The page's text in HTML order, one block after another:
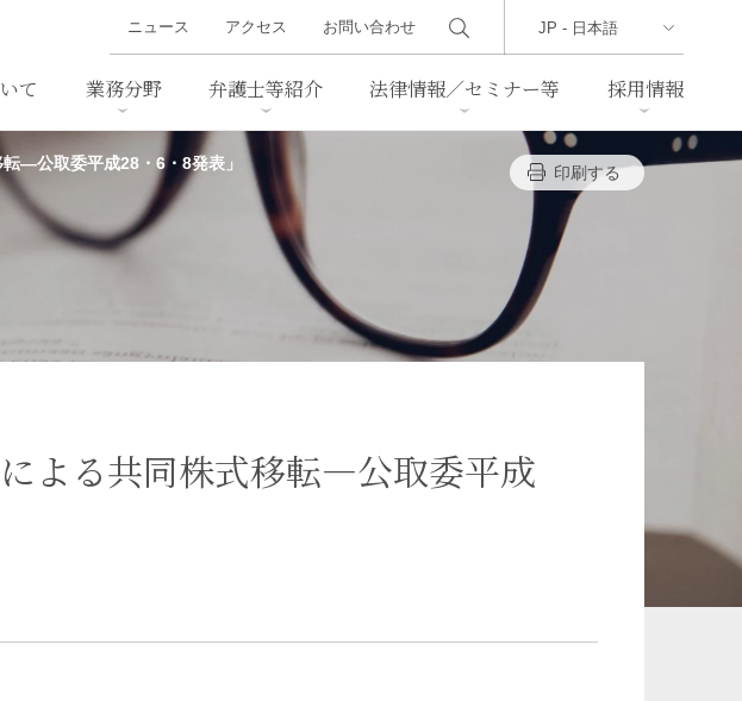
て
アクセス
業務分野
事業再生・倒産
通商法・経済安全保障
中国法務
食品 ヘルスケア
弁護士等紹介 法律情報／セミナー等
ニューズレター 判例紹介
採用情報
ニュース アクセス お問い合わせ
―公取委平成28・6・8発表」 印刷する
よる共同株式移転―公取委平成